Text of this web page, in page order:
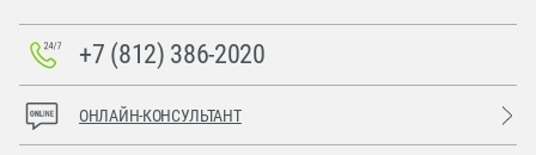
+7 (812) 386-2020
ОНЛАЙН-КОНСУЛЬТАНТ